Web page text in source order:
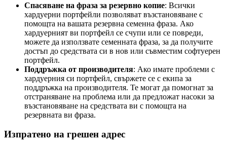
Спасяване на фраза за резервно копие: Всички
хардуерни портфейли позволяват възстановяване с
помощта на вашата резервна семенна фраза. Ако
хардуерният ви портфейл се счупи или се повреди,
можете да използвате семенната фраза, за да получите
достъп до средствата си в нов или съвместим софтуерен
портфейл.
Поддръжка от производителя: Ако имате проблеми с
хардуерния си портфейл, свържете се с екипа за
поддръжка на производителя. Те могат да помогнат за
отстраняване на проблема или да предложат насоки за
възстановяване на средствата ви с помощта на
резервната ви фраза.
Изпратено на грешен адрес